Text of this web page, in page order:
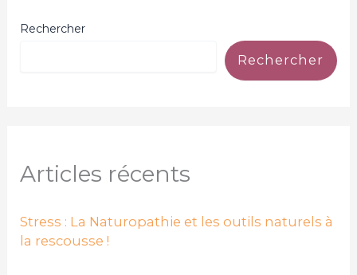
rescousse
Rechercher
Rechercher
Articles récents
Stress : La Naturopathie et les outils naturels à
la rescousse !